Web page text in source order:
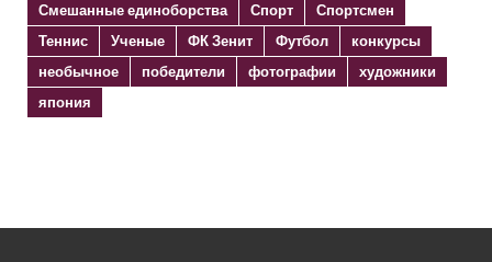
Смешанные единоборства
Спорт
Спортсмен
Теннис
Ученые ФК Зенит Футбол
конкурсы
необычное
победители фотографии
художники
япония